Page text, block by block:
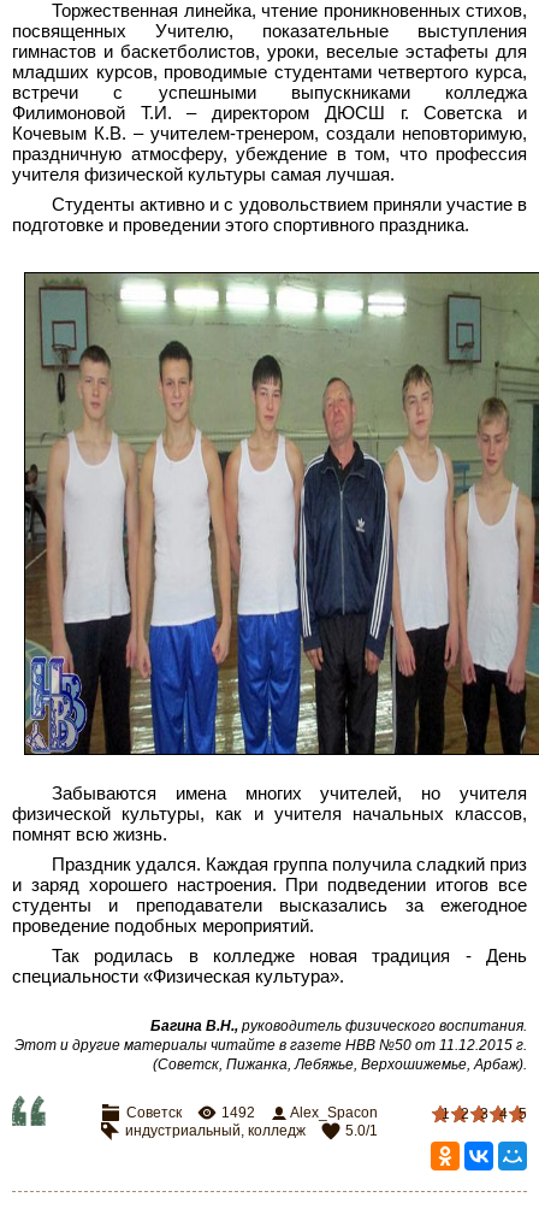
Торжественная линейка, чтение проникновенных стихов,
посвященных Учителю, показательные выступления
гимнастов и баскетболистов, уроки, веселые эстафеты для
младших курсов, проводимые студентами четвертого курса,
встречи с успешными выпускниками колледжа
Филимоновой Т.И. – директором ДЮСШ г. Советска и
Кочевым К.В. – учителем-тренером, создали неповторимую,
праздничную атмосферу, убеждение в том, что профессия
учителя физической культуры самая лучшая.
Студенты активно и с удовольствием приняли участие в
подготовке и проведении этого спортивного праздника.
Забываются имена многих учителей, но учителя
физической культуры, как и учителя начальных классов,
помнят всю жизнь.
Праздник удался. Каждая группа получила сладкий приз
и заряд хорошего настроения. При подведении итогов все
студенты и преподаватели высказались за ежегодное
проведение подобных мероприятий.
Так родилась в колледже новая традиция - День
специальности «Физическая культура».
Багина В.Н., руководитель физического воспитания.
Этот и другие материалы читайте в газете НВВ №50 от 11.12.2015 г.
(Советск, Пижанка, Лебяжье, Верхошижемье, Арбаж).
1 2 3 4 5
Советск 1492
Alex_Spacon
индустриальный, колледж 5.0/1